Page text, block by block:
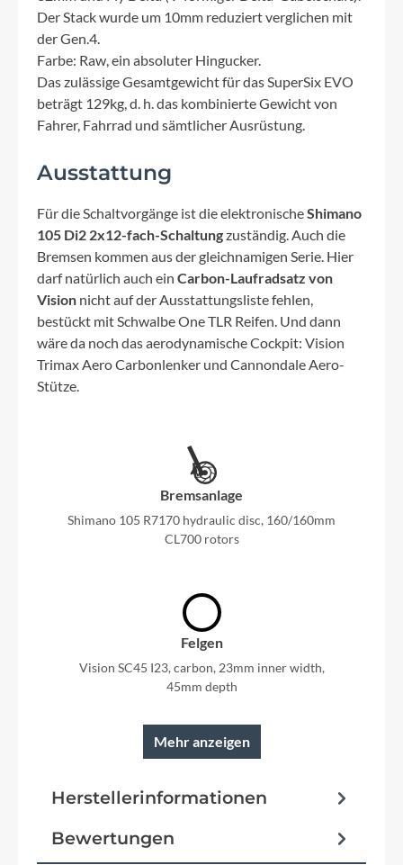
Der Stack wurde um 10mm reduziert verglichen mit
der Gen.4.
Farbe: Raw, ein absoluter Hingucker.
Das zulässige Gesamtgewicht für das SuperSix EVO
beträgt 129kg, d. h. das kombinierte Gewicht von
Fahrer, Fahrrad und sämtlicher Ausrüstung.
Ausstattung
Für die Schaltvorgänge ist die elektronischeShimano
105 Di2 2x12-fach-Schaltungzuständig. Auch die
Bremsen kommen aus der gleichnamigen Serie. Hier
darf natürlich auch ein Carbon-Laufradsatz von
Vision nicht auf der Ausstattungsliste fehlen,
bestückt mit Schwalbe One TLR Reifen. Und dann
wäre da noch das aerodynamische Cockpit: Vision
Trimax Aero Carbonlenker und Cannondale Aero-
Stütze.
Bremsanlage
Shimano 105 R7170 hydraulic disc, 160/160mm
CL700 rotors
Felgen
Vision SC45 I23, carbon, 23mm inner width,
45mm depth
Rahmen
routing, 12x142 thru-axle, BSA 68mm threaded
BB, flat mount disc, integrated seat binder, UDH
Mehr anzeigen
Herstellerinformationen
Bewertungen